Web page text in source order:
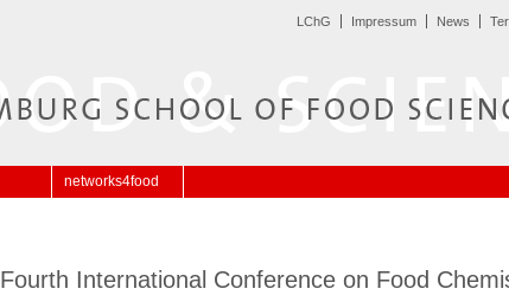
LChG Impressum News
networks4food
Fourth International Conference on Food